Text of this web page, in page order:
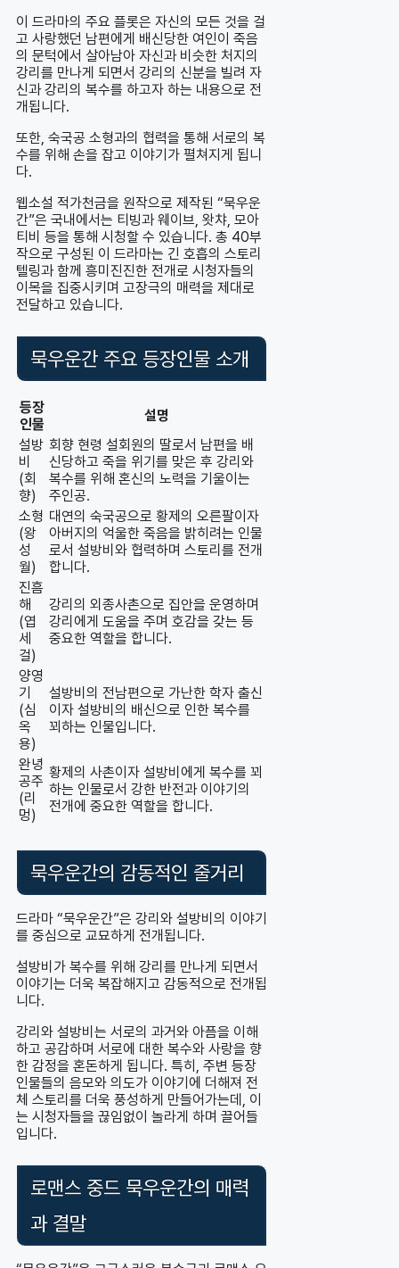
이 드라마의 주요 플롯은 자신의 모든 것을 걸
고 사랑했던 남편에게 배신당한 여인이 죽음
의 문턱에서 살아남아 자신과 비슷한 처지의
강리를 만나게 되면서 강리의 신분을 빌려 자
신과 강리의 복수를 하고자 하는 내용으로 전
개됩니다.
또한, 숙국공 소형과의 협력을 통해 서로의 복
수를 위해 손을 잡고 이야기가 펼쳐지게 됩니
다.
웹소설 적가천금을 원작으로 제작된 “묵우운
간”은 국내에서는 티빙과 웨이브, 왓챠, 모아
티비 등을 통해 시청할 수 있습니다. 총 40부
작으로 구성된 이 드라마는 긴 호흡의 스토리
텔링과 함께 흥미진진한 전개로 시청자들의
이목을 집중시키며 고장극의 매력을 제대로
전달하고 있습니다.
묵우운간 주요 등장인물 소개
등장
인물
설명
설방
비
(회
향)
회향 현령 설회원의 딸로서 남편을 배
신당하고 죽을 위기를 맞은 후 강리와
복수를 위해 혼신의 노력을 기울이는
주인공.
소형
(왕
성
월)
대연의 숙국공으로 황제의 오른팔이자
아버지의 억울한 죽음을 밝히려는 인물
로서 설방비와 협력하며 스토리를 전개
합니다.
진흠
해
(엽
세
걸)
강리의 외종사촌으로 집안을 운영하며
강리에게 도움을 주며 호감을 갖는 등
중요한 역할을 합니다.
양영
기
(심
옥
용)
설방비의 전남편으로 가난한 학자 출신
이자 설방비의 배신으로 인한 복수를
꾀하는 인물입니다.
완녕
공주
(리
멍)
황제의 사촌이자 설방비에게 복수를 꾀
하는 인물로서 강한 반전과 이야기의
전개에 중요한 역할을 합니다.
묵우운간의 감동적인 줄거리
드라마 “묵우운간”은 강리와 설방비의 이야기
를 중심으로 교묘하게 전개됩니다.
설방비가 복수를 위해 강리를 만나게 되면서
이야기는 더욱 복잡해지고 감동적으로 전개됩
니다.
강리와 설방비는 서로의 과거와 아픔을 이해
하고 공감하며 서로에 대한 복수와 사랑을 향
한 감정을 혼돈하게 됩니다. 특히, 주변 등장
인물들의 음모와 의도가 이야기에 더해져 전
체 스토리를 더욱 풍성하게 만들어가는데, 이
는 시청자들을 끊임없이 놀라게 하며 끌어들
입니다.
로맨스 중드 묵우운간의 매력
과 결말